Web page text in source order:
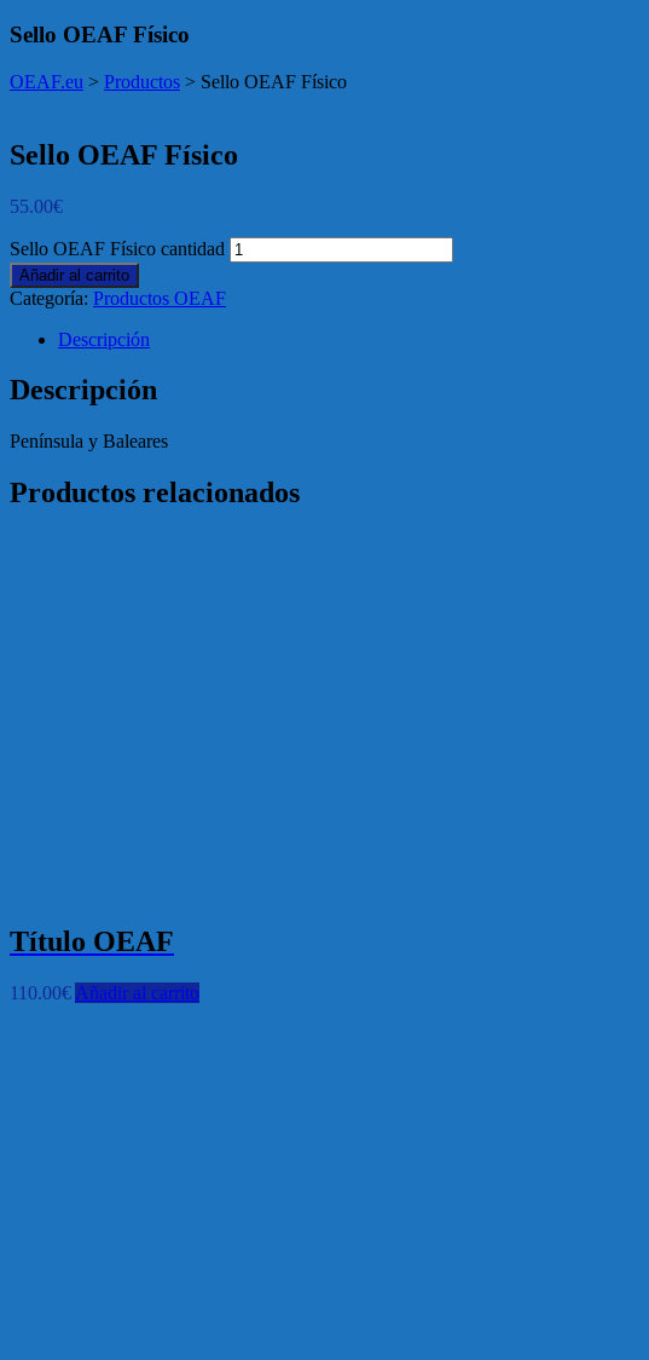
Sello OEAF Físico
OEAF.eu > Productos > Sello OEAF Físico
Sello OEAF Físico
55.00€
Sello OEAF Físico cantidad
Añadir al carrito
Categoría: Productos OEAF
Descripción
Descripción
Península y Baleares
Productos relacionados
Título OEAF
110.00€ Añadir al carrito